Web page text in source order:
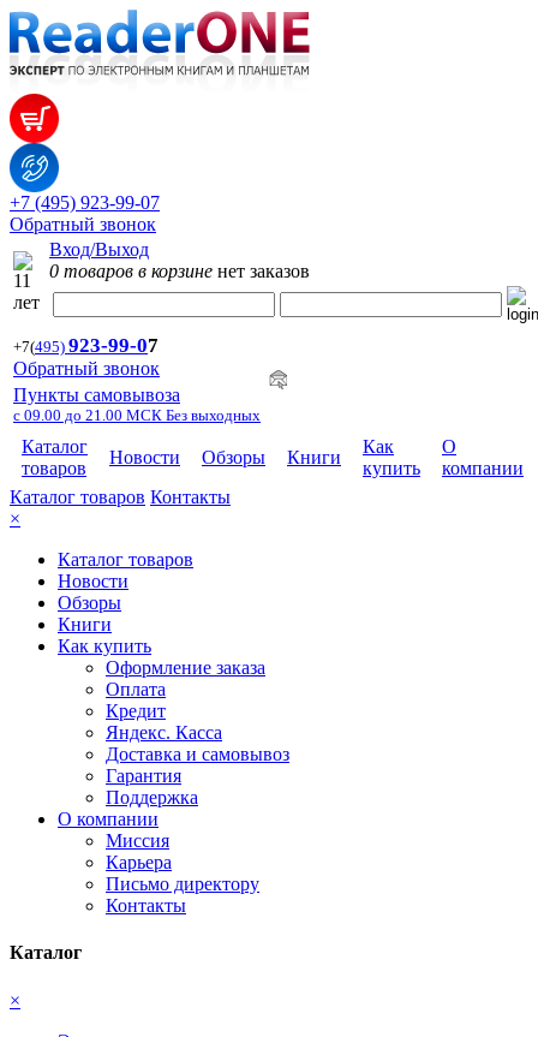
+7 (495) 923-99-07
Обратный звонок
Вход/Выход
0 товаров в корзине нет заказов
+7(495) 923-99-07
Обратный звонок
Пункты самовывоза
с 09.00 до 21.00 МСК Без выходных
Каталог
товаров
Новости Обзоры Книги
Как
купить
О
компании
Каталог товаров Контакты
×
Каталог товаров
Новости
Обзоры
Книги
Как купить
Оформление заказа
Оплата
Кредит
Яндекс. Касса
Доставка и самовывоз
Гарантия
Поддержка
О компании
Миссия
Карьера
Письмо директору
Контакты
Каталог
×